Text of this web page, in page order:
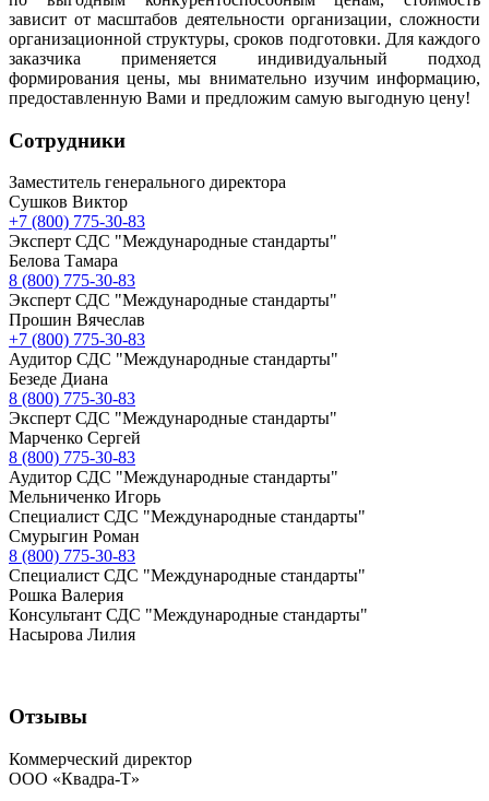
зависит от масштабов деятельности организации, сложности
организационной структуры, сроков подготовки. Для каждого
заказчика применяется индивидуальный подход
формирования цены, мы внимательно изучим информацию,
предоставленную Вами и предложим самую выгодную цену!
Сотрудники
Заместитель генерального директора
Сушков Виктор
+7 (800) 775-30-83
Эксперт СДС "Международные стандарты"
Белова Тамара
8 (800) 775-30-83
Эксперт СДС "Международные стандарты"
Прошин Вячеслав
+7 (800) 775-30-83
Аудитор СДС "Международные стандарты"
Безеде Диана
8 (800) 775-30-83
Эксперт СДС "Международные стандарты"
Марченко Сергей
8 (800) 775-30-83
Аудитор СДС "Международные стандарты"
Мельниченко Игорь
Специалист СДС "Международные стандарты"
Смурыгин Роман
8 (800) 775-30-83
Специалист СДС "Международные стандарты"
Рошка Валерия
Консультант СДС "Международные стандарты"
Насырова Лилия
Отзывы
Коммерческий директор
ООО «Квадра-Т»